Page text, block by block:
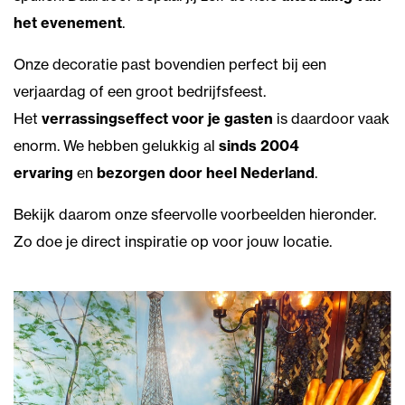
het evenement.
Onze decoratie past bovendien perfect bij een
verjaardag of een groot bedrijfsfeest.
Het verrassingseffect voor je gasten is daardoor vaak
enorm. We hebben gelukkig al sinds 2004
ervaring en bezorgen door heel Nederland.
Bekijk daarom onze sfeervolle voorbeelden hieronder.
Zo doe je direct inspiratie op voor jouw locatie.